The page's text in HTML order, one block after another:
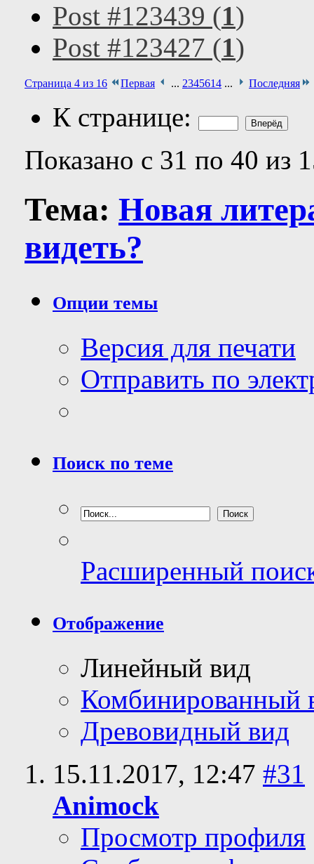
Post #123439 (1)
Post #123427 (1)
Страница 4 из 16 Первая ... 2345614 ... Последняя
К странице:
Показано с 31 по 40 из
Тема: Новая
видеть?
Опции темы
Версия для печати
Отправить по
Поиск по теме
Расширенный
Отображение
Линейный вид
Комбинированный
Древовидный вид
15.11.2017, 12:47 #31
Animock
Просмотр профиля